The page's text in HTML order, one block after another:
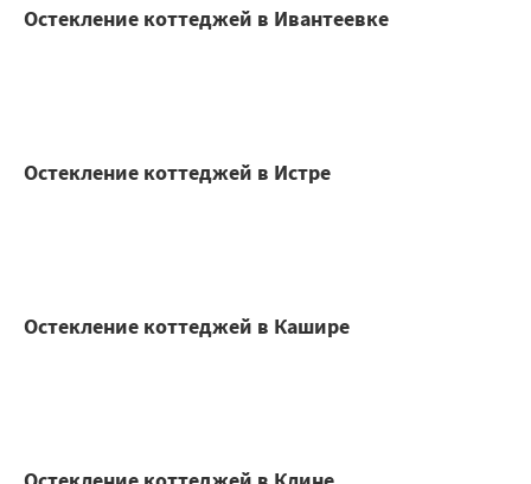
Остекление коттеджей в Ивантеевке
Остекление коттеджей в Истре
Остекление коттеджей в Кашире